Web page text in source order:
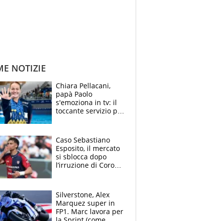
NOTIZIE
Chiara Pellacani,
papà Paolo
s'emoziona in tv: il
toccante servizio per
Caso Sebastiano
Esposito, il mercato
si sblocca dopo
l’irruzione di Corona
due big
Silverstone, Alex
Marquez super in
FP1. Marc lavora per